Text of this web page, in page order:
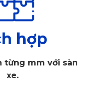
hợp
từng mm với sàn
xe.